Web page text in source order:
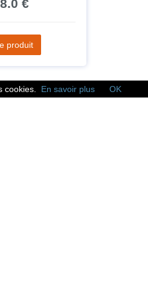
€
produit
cookies. En savoir plus OK